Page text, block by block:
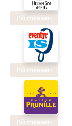
På messen
På messen
På messen